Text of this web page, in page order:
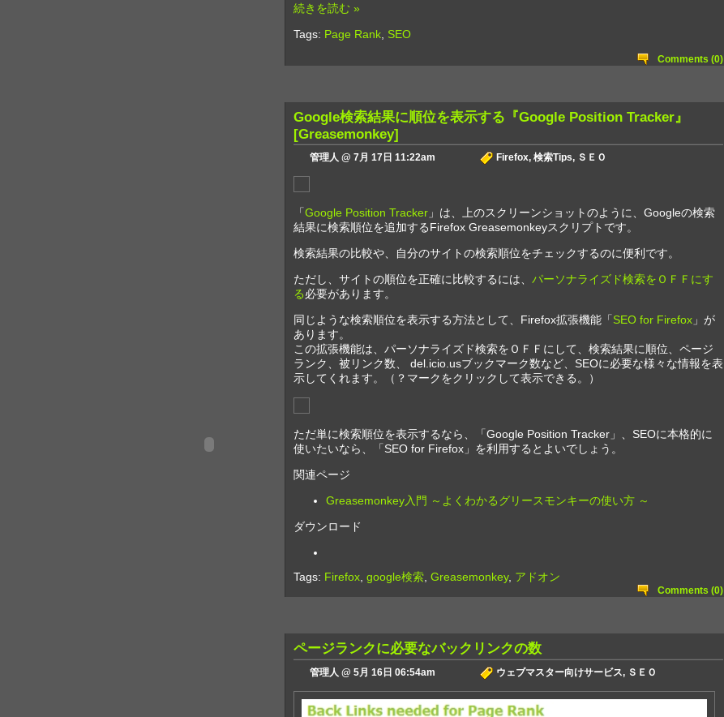
続きを読む »
Tags: Page Rank SEO
Comments (0)
Google検索結果に順位を表示する『Google Position Tracker』
[Greasemonkey]
管理人 @ 7月 17日 11:22am Firefox, 検索Tips, ＳＥＯ
「Google Position Tracker 」は、上のスクリーンショットのように、Googleの検索
結果に検索順位を追加するFirefox Greasemonkeyスクリプトです。
検索結果の比較や、自分のサイトの検索順位をチェックするのに便利です。
ただし、サイトの順位を正確に比較するには、 パーソナライズド検索をＯＦＦにす
る必要があります。
同じような検索順位を表示する方法として、Firefox拡張機能「SEO for Firefox 」が
あります。
この拡張機能は、パーソナライズド検索をＯＦＦにして、検索結果に順位、ページ
ランク、被リンク数、 del.icio.usブックマーク数など、SEOに必要な様々な情報を表
示してくれます。（？マークをクリックして表示できる。）
ただ単に検索順位を表示するなら、「Google Position Tracker」、SEOに本格的に
使いたいなら、「SEO for Firefox」を利用するとよいでしょう。
関連ページ
Greasemonkey入門 ～よくわかるグリースモンキーの使い方 ～
ダウンロード
Tags: Firefox google検索 Greasemonkey, アドオン
Comments (0)
ページランクに必要なバックリンクの数
管理人 @ 5月 16日 06:54am ウェブマスター向けサービス, ＳＥＯ